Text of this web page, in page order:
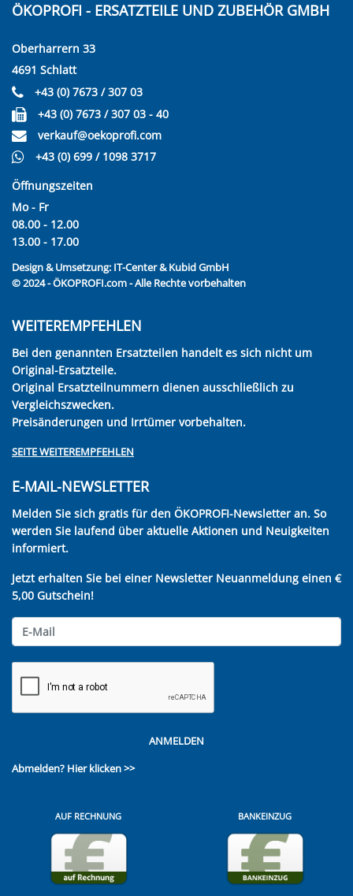
ÖKOPROFI - ERSATZTEILE UND ZUBEHÖR GMBH
Oberharrern 33
4691 Schlatt
+43 (0) 7673 / 307 03
+43 (0) 7673 / 307 03 - 40
verkauf@oekoprofi.com
+43 (0) 699 / 1098 3717
Öffnungszeiten
Mo - Fr
08.00 - 12.00
13.00 - 17.00
Design & Umsetzung: IT-Center & Kubid GmbH
© 2024 - ÖKOPROFI.com - Alle Rechte vorbehalten
WEITEREMPFEHLEN
Bei den genannten Ersatzteilen handelt es sich nicht um
Original-Ersatzteile.
Original Ersatzteilnummern dienen ausschließlich zu
Vergleichszwecken.
Preisänderungen und Irrtümer vorbehalten.
SEITE WEITEREMPFEHLEN
E-MAIL-NEWSLETTER
Melden Sie sich gratis für den ÖKOPROFI-Newsletter an. So
werden Sie laufend über aktuelle Aktionen und Neuigkeiten
informiert.
Jetzt erhalten Sie bei einer Newsletter Neuanmeldung einen €
5,00 Gutschein!
ANMELDEN
Abmelden? Hier klicken >>
AUF RECHNUNG BANKEINZUG